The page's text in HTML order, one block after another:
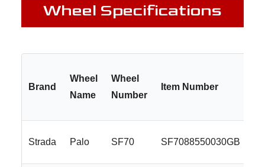
Wheel Specifications
Brand
Wheel
Name
Wheel
Number
Item Number
Strada Palo SF70 SF7088550030GB